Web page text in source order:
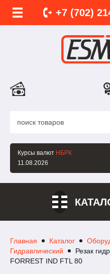
+7 (702)
Курсы валют НБРК
11.08.2026
Главная Каталог
Гидравлический
Резак
FORREST IND FTL 80